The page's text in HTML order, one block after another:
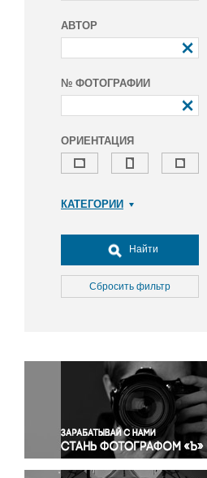
АВТОР
№ ФОТОГРАФИИ
ОРИЕНТАЦИЯ
КАТЕГОРИИ
Досуг, туризм и отдых
Культура
Медицина
Окружающая среда
Политика
Правосудие
Происшествия и конфликты
Религия
Светская жизнь
Найти
Сбросить фильтр